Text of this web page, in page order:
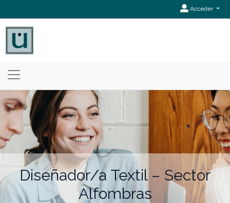
Acceder
Diseñador/a Textil – Sector
Alfombras